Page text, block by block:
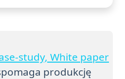
study, White paper
produkcję